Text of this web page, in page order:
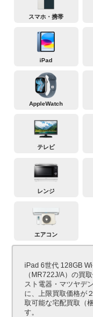
スマホ・携帯
iPad
AppleWatch
テレビ
レンジ
エアコン
iPad 6世代 128GB
（MR722J/A）の買
スト電器・マツヤデ
に、上限買取価格が
取可能な宅配買取（
す。